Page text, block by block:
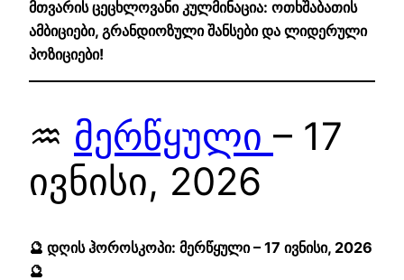
მთვარის ცეცხლოვანი კულმინაცია: ოთხშაბათის
ამბიციები, გრანდიოზული შანსები და ლიდერული
პოზიციები!
♒ მერწყული – 17
ივნისი, 2026
🔮 დღის ჰოროსკოპი: მერწყული – 17 ივნისი, 2026
🔮